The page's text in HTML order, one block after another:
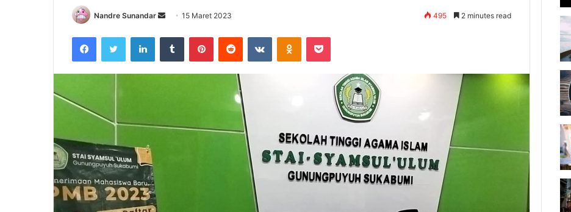
Nandre Sunandar
Send
email
15 Maret 2023 495 2 minutes read
FacebookTwitter LinkedInTumblr PinterestReddit VKontakteOdnoklassniki
Pocket